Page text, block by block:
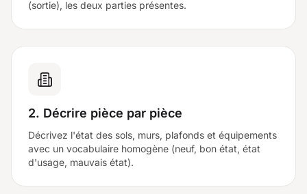
(sortie), les deux parties présentes.
2. Décrire pièce par pièce
Décrivez l'état des sols, murs, plafonds et équipements
avec un vocabulaire homogène (neuf, bon état, état
d'usage, mauvais état).